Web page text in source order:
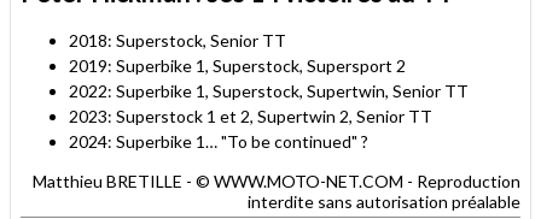
2018: Superstock, Senior TT
2019: Superbike 1, Superstock, Supersport 2
2022: Superbike 1, Superstock, Supertwin, Senior TT
2023: Superstock 1 et 2, Supertwin 2, Senior TT
2024: Superbike 1… "To be continued" ?
Matthieu BRETILLE - © WWW.MOTO-NET.COM - Reproduction
interdite sans autorisation préalable